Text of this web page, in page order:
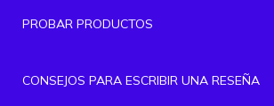
PROBAR PRODUCTOS
CONSEJOS PARA ESCRIBIR UNA RESEÑA